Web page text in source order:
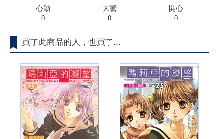
心動
0
大驚
0
開心
0
買了此商品的人，也買了...